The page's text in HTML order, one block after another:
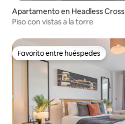
Apartamento en Headless Cross
Piso con vistas a la torre
Favorito entre huéspedes
Favorito entre huéspedes